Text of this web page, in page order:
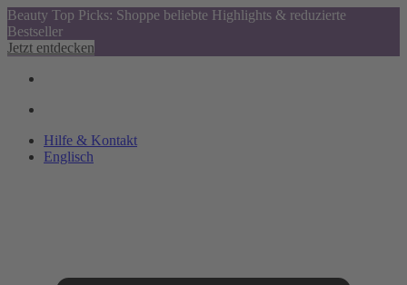
Beauty Top Picks: Shoppe beliebte Highlights & reduzierte
Bestseller
Jetzt entdecken
Hilfe & Kontakt
Englisch